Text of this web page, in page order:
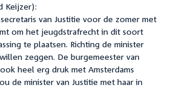
Keijzer):
van Justitie voor de zomer met
om het jeugdstrafrecht in dit soort
te plaatsen. Richting de minister
zeggen. De burgemeester van
heel erg druk met Amsterdams
de minister van Justitie met haar in